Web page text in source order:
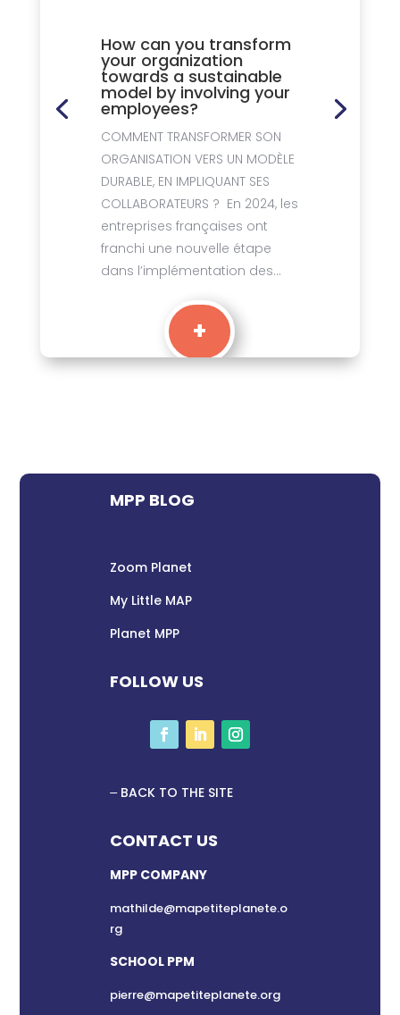
How can you transform
your organization
towards a sustainable
model by involving your
employees?
COMMENT TRANSFORMER SON
ORGANISATION VERS UN MODÈLE
DURABLE, EN IMPLIQUANT SES
COLLABORATEURS ? En 2024, les
entreprises françaises ont
franchi une nouvelle étape
dans l’implémentation des...
+
MPP BLOG
Zoom Planet
My Little MAP
Planet MPP
FOLLOW US
BACK TO THE SITE
CONTACT US
MPP COMPANY
mathilde@mapetiteplanete.o
rg
SCHOOL PPM
pierre@mapetiteplanete.org